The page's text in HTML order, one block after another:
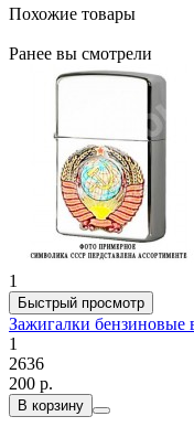
Похожие товары
Ранее вы смотрели
1
Быстрый просмотр
Зажигалки бензиновые
1
2636
200 р.
В корзину